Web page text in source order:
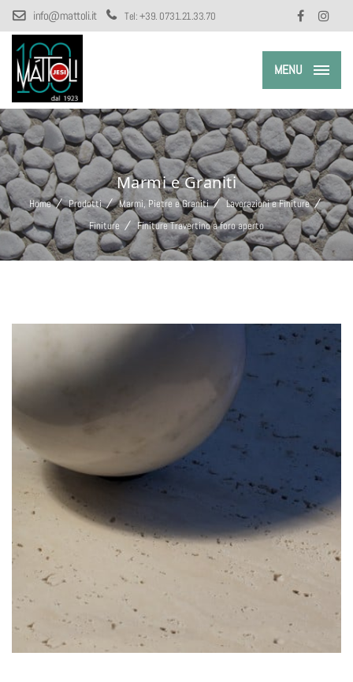
info@mattoli.it Tel:+39. 0731.21.33.70
MENU
Marmi e Graniti
Home Prodotti Marmi, Pietre e Graniti
Lavorazioni e Finiture
Finiture
Finiture Travertino a foro aperto